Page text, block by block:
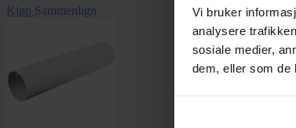
Vi bruker
analysere
sosiale medier,
dem, eller som de
Kjøp Sammenlign